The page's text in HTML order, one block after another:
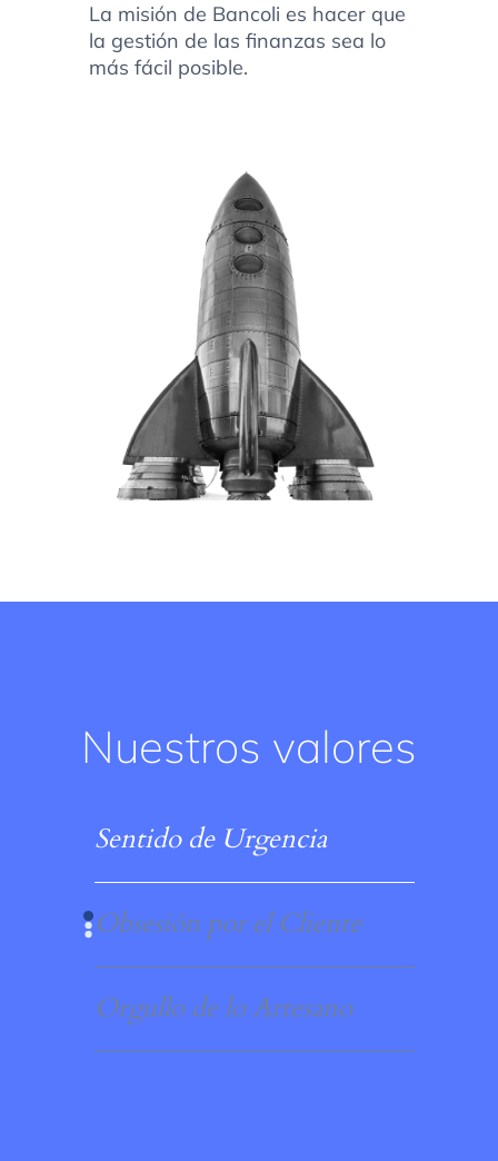
La misión de Bancoli es hacer que
la gestión de las finanzas sea lo
más fácil posible.
Nuestros valores
Sentido de Urgencia
Obsesión por el Cliente
Orgullo de lo Artesano